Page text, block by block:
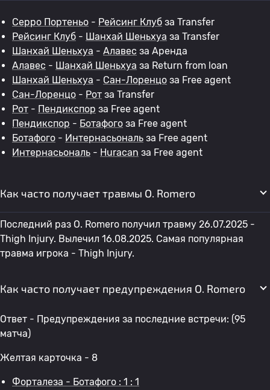
Серро Портеньо - Рейсинг Клуб за Transfer
Рейсинг Клуб - Шанхай Шеньхуа за Transfer
Шанхай Шеньхуа - Алавес за Аренда
Алавес - Шанхай Шеньхуа за Return from loan
Шанхай Шеньхуа - Сан-Лоренцо за Free agent
Сан-Лоренцо - Рот за Transfer
Рот - Пендикспор за Free agent
Пендикспор - Ботафого за Free agent
Ботафого - Интернасьональ за Free agent
Интернасьональ - Huracan за Free agent
Как часто получает травмы O. Romero
Последний раз O. Romero получил травму 26.07.2025 -
Thigh Injury. Вылечил 16.08.2025. Самая популярная
травма игрока - Thigh Injury.
Как часто получает предупреждения O. Romero
Ответ - Предупреждения за последние встречи: (95
матча)
Желтая карточка - 8
Форталеза - Ботафого : 1 : 1